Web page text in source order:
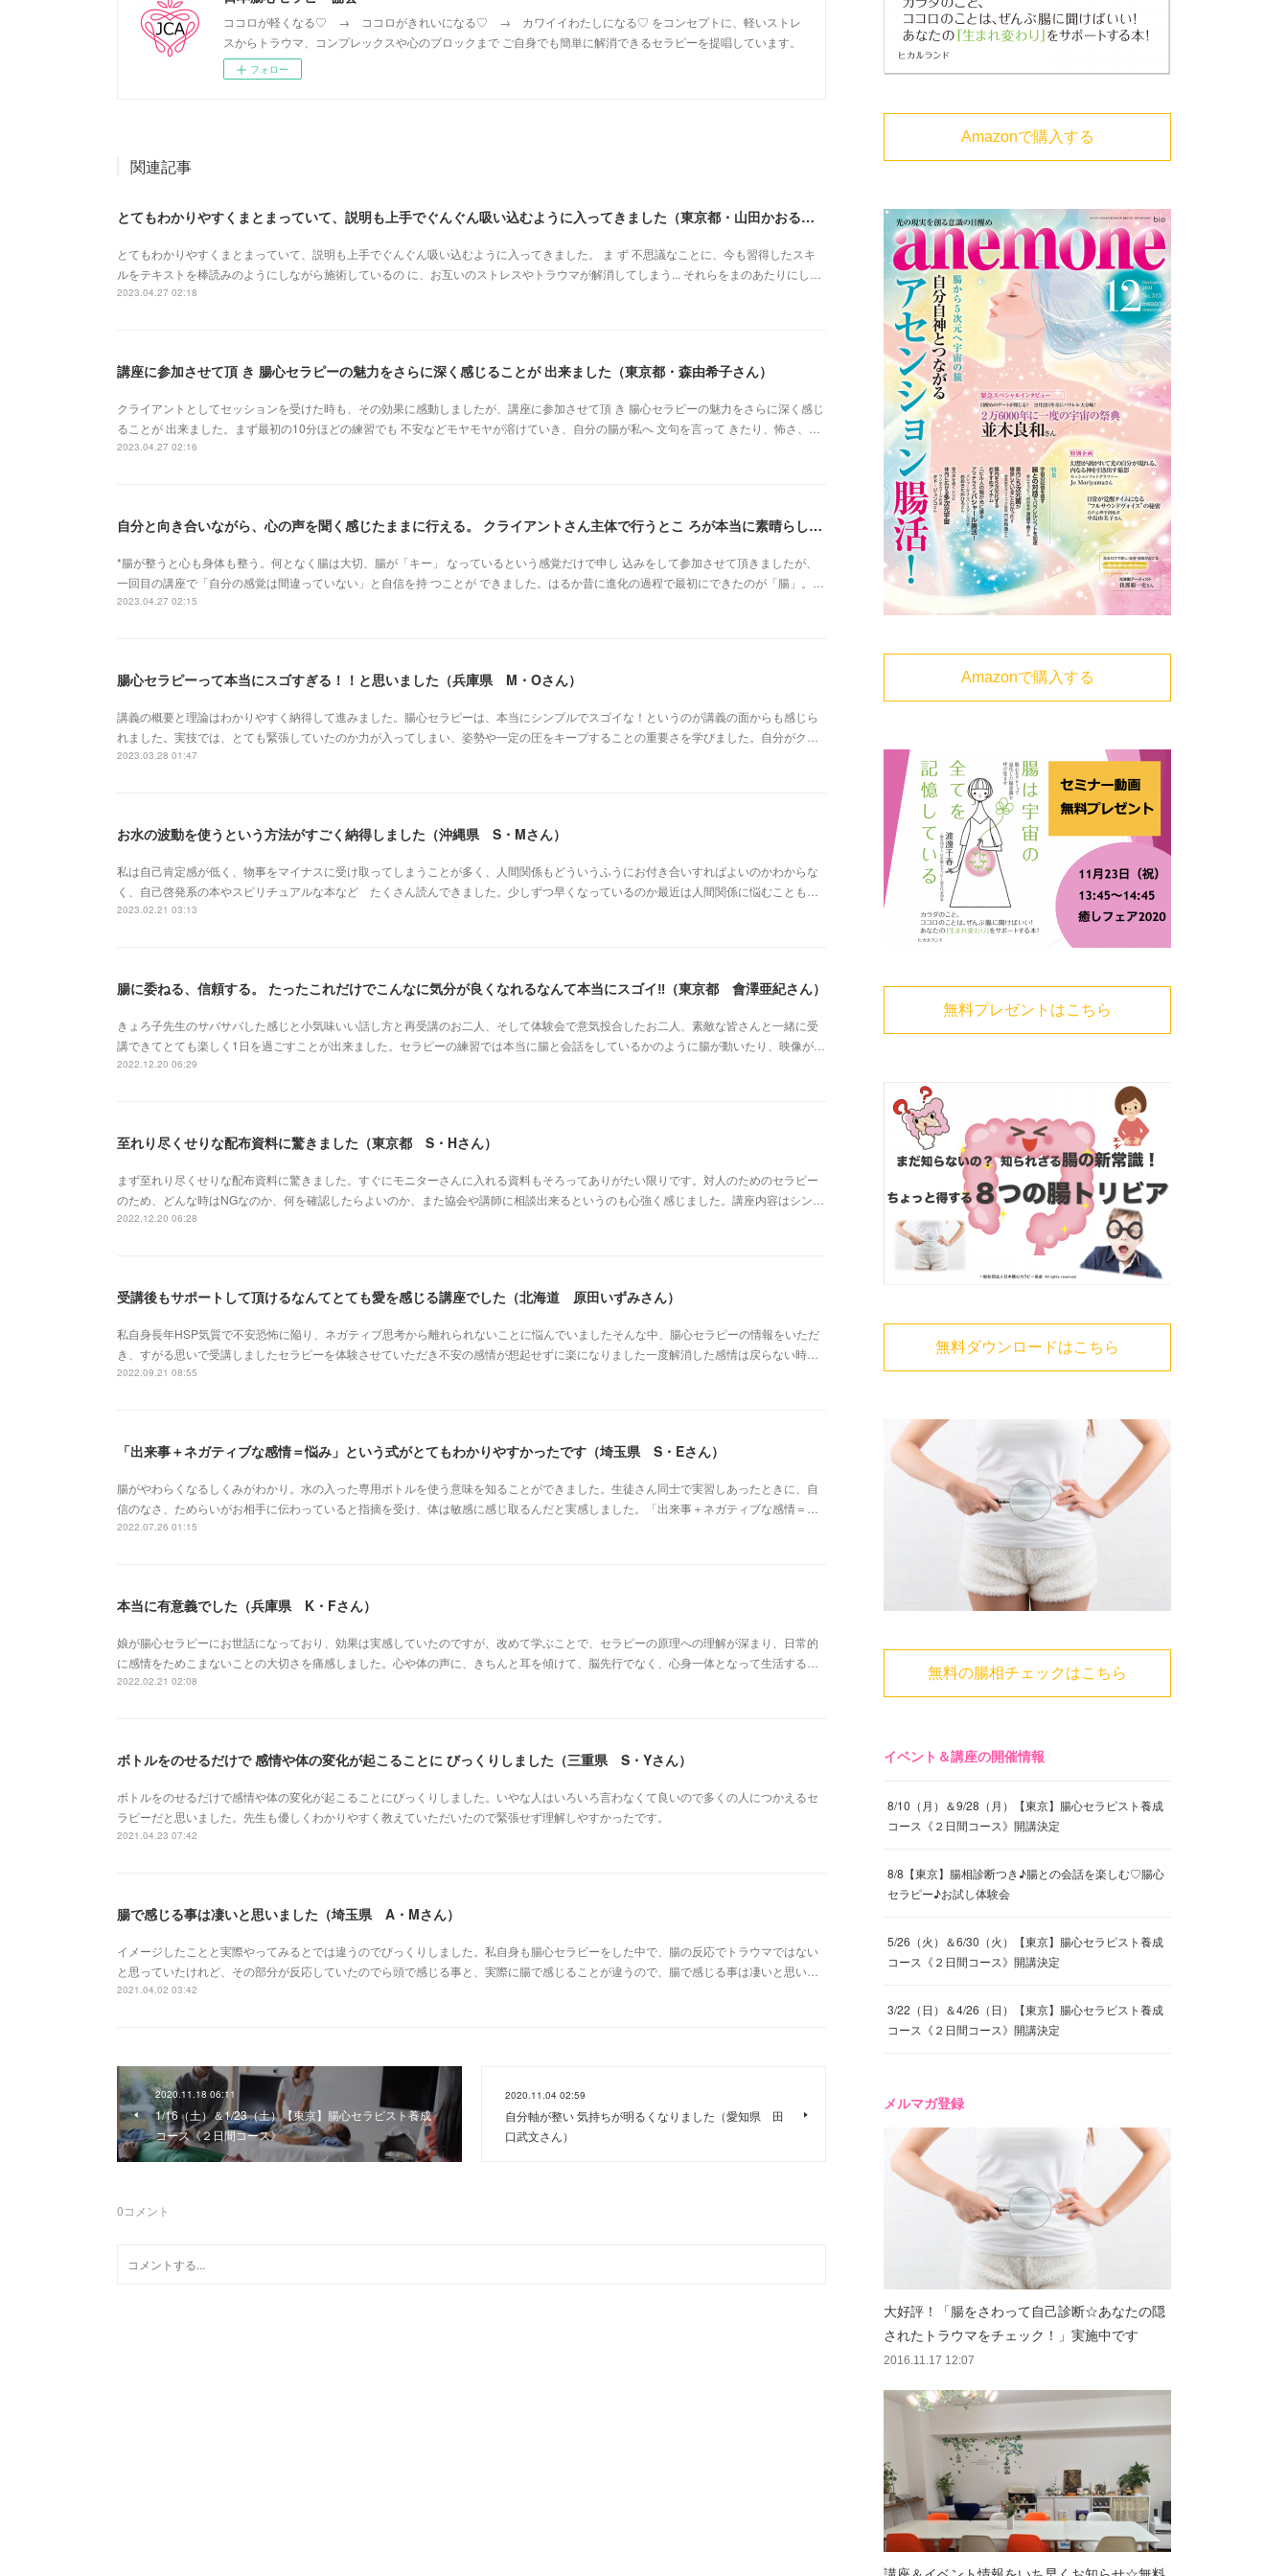
ココロが軽くなる♡ → ココロがきれいになる♡ → カワイイわたしになる♡ をコンセプトに、軽いストレ
スからトラウマ、コンプレックスや心のブロックまで ご自身でも簡単に解消できるセラピーを提唱しています。
フォロー
関連記事
とてもわかりやすくまとまっていて、説明も上手でぐんぐん吸い込むように入ってきました（東京都・山田かおるさん）
とてもわかりやすくまとまっていて、説明も上手でぐんぐん吸い込むように入ってきました。 ま ず 不思議なことに、今も習得したスキ
ルをテキストを棒読みのようにしながら施術しているの に、お互いのストレスやトラウマが解消してしまう... それらをまのあたりにし…
2023.04.27 02:18
講座に参加させて頂 き 腸心セラピーの魅力をさらに深く感じることが 出来ました（東京都・森由希子さん）
クライアントとしてセッションを受けた時も、その効果に感動しましたが、講座に参加させて頂 き 腸心セラピーの魅力をさらに深く感じ
ることが 出来ました。まず最初の10分ほどの練習でも 不安などモヤモヤが溶けていき、自分の腸が私へ 文句を言って きたり、怖さ、…
2023.04.27 02:16
自分と向き合いながら、心の声を聞く感じたままに行える。 クライアントさん主体で行うとこ ろが本当に素晴らしいです（新潟県・佐藤よしみさん）
*腸が整うと心も身体も整う。何となく腸は大切、腸が「キー」 なっているという感覚だけで申し 込みをして参加させて頂きましたが、
一回目の講座で「自分の感覚は間違っていない」と自信を持 つことが できました。はるか昔に進化の過程で最初にできたのが「腸」。…
2023.04.27 02:15
腸心セラピーって本当にスゴすぎる！！と思いました（兵庫県 M・Oさん）
講義の概要と理論はわかりやすく納得して進みました。腸心セラピーは、本当にシンプルでスゴイな！というのが講義の面からも感じら
れました。実技では、とても緊張していたのか力が入ってしまい、姿勢や一定の圧をキープすることの重要さを学びました。自分がク…
2023.03.28 01:47
お水の波動を使うという方法がすごく納得しました（沖縄県 S・Mさん）
私は自己肯定感が低く、物事をマイナスに受け取ってしまうことが多く、人間関係もどういうふうにお付き合いすればよいのかわからな
く、自己啓発系の本やスピリチュアルな本など たくさん読んできました。少しずつ早くなっているのか最近は人間関係に悩むことも…
2023.02.21 03:13
腸に委ねる、信頼する。 たったこれだけでこんなに気分が良くなれるなんて本当にスゴイ‼︎（東京都 會澤亜紀さん）
きょろ子先生のサバサバした感じと小気味いい話し方と再受講のお二人、そして体験会で意気投合したお二人、素敵な皆さんと一緒に受
講できてとても楽しく1日を過ごすことが出来ました。セラピーの練習では本当に腸と会話をしているかのように腸が動いたり、映像が…
2022.12.20 06:29
至れり尽くせりな配布資料に驚きました（東京都 S・Hさん）
まず至れり尽くせりな配布資料に驚きました。すぐにモニターさんに入れる資料もそろってありがたい限りです。対人のためのセラピー
のため、どんな時はNGなのか、何を確認したらよいのか、また協会や講師に相談出来るというのも心強く感じました。講座内容はシン…
2022.12.20 06:28
受講後もサポートして頂けるなんてとても愛を感じる講座でした（北海道 原田いずみさん）
私自身長年HSP気質で不安恐怖に陥り、ネガティブ思考から離れられないことに悩んでいましたそんな中、腸心セラピーの情報をいただ
き、すがる思いで受講しましたセラピーを体験させていただき不安の感情が想起せずに楽になりました一度解消した感情は戻らない時…
2022.09.21 08:55
「出来事＋ネガティブな感情＝悩み」という式がとてもわかりやすかったです（埼玉県 S・Eさん）
腸がやわらくなるしくみがわかり。水の入った専用ボトルを使う意味を知ることができました。生徒さん同士で実習しあったときに、自
信のなさ、ためらいがお相手に伝わっていると指摘を受け、体は敏感に感じ取るんだと実感しました。「出来事＋ネガティブな感情＝…
2022.07.26 01:15
本当に有意義でした（兵庫県 K・Fさん）
娘が腸心セラピーにお世話になっており、効果は実感していたのですが、改めて学ぶことで、セラピーの原理への理解が深まり、日常的
に感情をためこまないことの大切さを痛感しました。心や体の声に、きちんと耳を傾けて、脳先行でなく、心身一体となって生活する…
2022.02.21 02:08
ボトルをのせるだけで 感情や体の変化が起こることに びっくりしました（三重県 S・Yさん）
ボトルをのせるだけで感情や体の変化が起こることにびっくりしました。いやな人はいろいろ言わなくて良いので多くの人につかえるセ
ラピーだと思いました。先生も優しくわかりやすく教えていただいたので緊張せず理解しやすかったです。
2021.04.23 07:42
腸で感じる事は凄いと思いました（埼玉県 A・Mさん）
イメージしたことと実際やってみるとでは違うのでびっくりしました。私自身も腸心セラピーをした中で、腸の反応でトラウマではない
と思っていたけれど、その部分が反応していたのでら頭で感じる事と、実際に腸で感じることが違うので、腸で感じる事は凄いと思い…
2021.04.02 03:42
2020.11.18 06:11
1/16（土）＆1/23（土）【東京】腸心セラピスト養成
コース《２日間コース》
2020.11.04 02:59
自分軸が整い 気持ちが明るくなりました（愛知県 田
口武文さん）
0コメント
Amazonで購入する
Amazonで購入する
無料プレゼントはこちら
無料ダウンロードはこちら
無料の腸相チェックはこちら
イベント＆講座の開催情報
8/10（月）＆9/28（月）【東京】腸心セラピスト養成
コース《２日間コース》開講決定
8/8【東京】腸相診断つき♪腸との会話を楽しむ♡腸心
セラピー♪お試し体験会
5/26（火）＆6/30（火）【東京】腸心セラピスト養成
コース《２日間コース》開講決定
3/22（日）＆4/26（日）【東京】腸心セラピスト養成
コース《２日間コース》開講決定
メルマガ登録
大好評！「腸をさわって自己診断☆あなたの隠
されたトラウマをチェック！」実施中です
2016.11.17 12:07